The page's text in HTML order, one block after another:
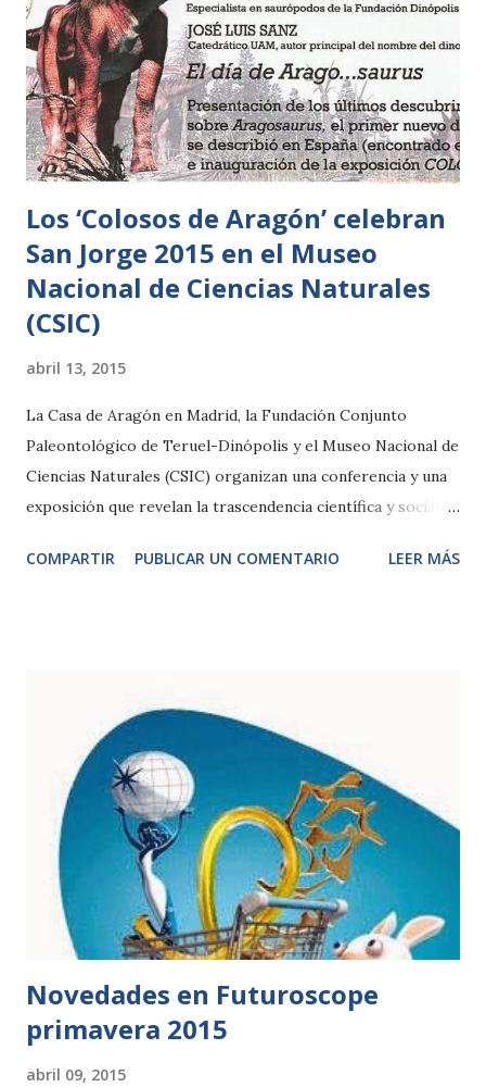
de especies de diferentes tipos conforman eso que
llamamos biodiversidad y que es responsabilidad de todos
proteger y preservar. En esa biodiversidad entramos todas
las especies animales y vegetales que se están viendo cada
día más amenazadas muchas de ellas en riesgo de extinción.
Proyectos co...
Los ‘Colosos de Aragón’ celebran
San Jorge 2015 en el Museo
Nacional de Ciencias Naturales
(CSIC)
abril 13, 2015
La Casa de Aragón en Madrid, la Fundación Conjunto
Paleontológico de Teruel-Dinópolis y el Museo Nacional de
Ciencias Naturales (CSIC) organizan una conferencia y una
exposición que revelan la trascendencia científica y social
abril de 2015.- En el marco de las conferencias
Alcalá (director gerente de la Fundación Dinópolis) y con la
intervención del Dr. José Luis Sanz (Catedrático
Universidad Autónoma de Madrid) y del Dr. Rafael Royo-
Torres (especialista en saurópodos de la Fundación
Dinópolis), se presentarán los recientes descubrimientos
sobre Aragosaurus ischiaticus, el primer nuevo dinosaurio
que se describió en España en 1987 y del que se han
realizado importantes novedades en el último ...
COMPARTIR PUBLICAR UN COMENTARIO LEER MÁS
Novedades en Futuroscope
primavera 2015
abril 09, 2015